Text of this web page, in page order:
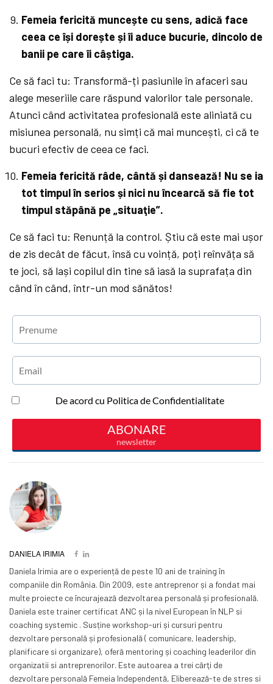
Femeia fericită muncește cu sens, adică face
ceea ce își dorește și îi aduce bucurie, dincolo de
banii pe care îi câștiga.
Ce să faci tu: Transformă-ți pasiunile în afaceri sau
alege meseriile care răspund valorilor tale personale.
Atunci când activitatea profesională este aliniată cu
misiunea personală, nu simți că mai muncești, ci că te
bucuri efectiv de ceea ce faci.
Femeia fericită râde, cântă și dansează! Nu se ia
tot timpul în serios și nici nu încearcă să fie tot
timpul stăpână pe „situaţie”.
Ce să faci tu: Renunță la control. Știu că este mai ușor
de zis decât de făcut, însă cu voință, poți reînvăța să
te joci, să lași copilul din tine să iasă la suprafața din
când în când, într-un mod sănătos!
DANIELA IRIMIA
Daniela Irimia are o experiență de peste 10 ani de training în
companiile din România. Din 2009, este antreprenor și a fondat mai
multe proiecte ce încurajează dezvoltarea personală și profesională.
Daniela este trainer certificat ANC și la nivel European în NLP si
coaching systemic . Susține workshop-uri și cursuri pentru
dezvoltare personală și profesională ( comunicare, leadership,
planificare si organizare), oferă mentoring și coaching leaderilor din
organizatii si antreprenorilor. Este autoarea a trei cărţi de
dezvoltare personală Femeia Independentă, Eliberează-te de stres si